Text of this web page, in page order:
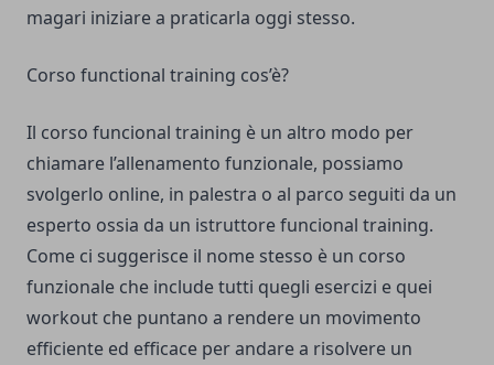
magari iniziare a praticarla oggi stesso.
Corso functional training cos’è?
Il corso funcional training è un altro modo per
chiamare l’allenamento funzionale, possiamo
svolgerlo online, in palestra o al parco seguiti da un
esperto ossia da un istruttore funcional training.
Come ci suggerisce il nome stesso è un corso
funzionale che include tutti quegli esercizi e quei
workout che puntano a rendere un movimento
efficiente ed efficace per andare a risolvere un